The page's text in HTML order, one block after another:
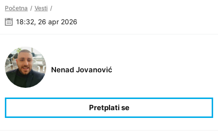
Početna Vesti
18:32, 26 apr 2026
Nenad Jovanović